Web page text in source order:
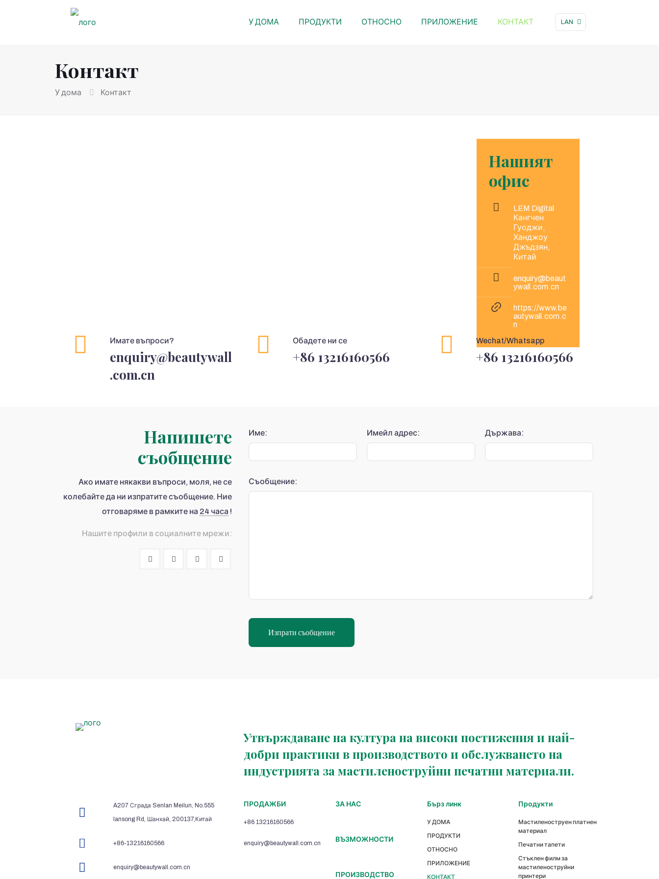
У ДОМА ПРОДУКТИ ОТНОСНО ПРИЛОЖЕНИЕ КОНТАКТ LAN
Контакт
У дома Контакт
Нашият
офис
LEM Digital
Кангчен
Гуоджи,
Ханджоу
Джъдзян,
Китай
enquiry@beaut
ywall.com.cn
https://www.be
autywall.com.c
n
Имате въпроси?
enquiry@beautywall
.com.cn
Обадете ни се
+86 13216160566
Wechat/Whatsapp
+86 13216160566
Напишете
съобщение
Ако имате някакви въпроси, моля, не се
колебайте да ни изпратите съобщение. Ние
отговаряме в рамките на 24 часа !
Нашите профили в социалните мрежи:
Име: Имейл адрес: Държава:
Съобщение:
Утвърждаване на култура на високи постижения и най-
добри практики в производството и обслужването на
индустрията за мастиленоструйни печатни материали.
A207 Сграда Senlan Meilun, No.555
lansong Rd, Шанхай, 200137,Китай
+86-13216160566
enquiry@beautywall.com.cn
ПРОДАЖБИ
+86 13216160566
enquiry@beautywall.com.cn
ЗА НАС
ВЪЗМОЖНОСТИ
ПРОИЗВОДСТВО
Бърз линк
У ДОМА
ПРОДУКТИ
ОТНОСНО
ПРИЛОЖЕНИЕ
КОНТАКТ
Продукти
Мастиленоструен платнен
материал
Печатни тапети
Стъклен филм за
мастиленоструйни
принтери